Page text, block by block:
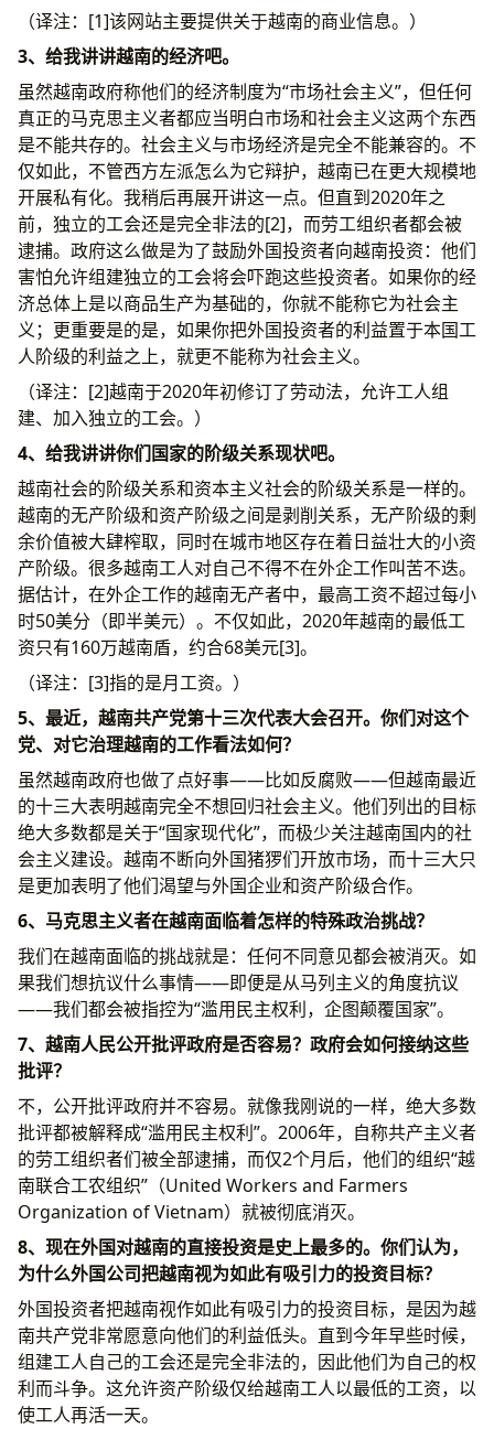
（译注：[1]该网站主要提供关于越南的商业信息。）
3、给我讲讲越南的经济吧。
虽然越南政府称他们的经济制度为“市场社会主义”，但任何
真正的马克思主义者都应当明白市场和社会主义这两个东西
是不能共存的。社会主义与市场经济是完全不能兼容的。不
仅如此，不管西方左派怎么为它辩护，越南已在更大规模地
开展私有化。我稍后再展开讲这一点。但直到2020年之
前，独立的工会还是完全非法的[2]，而劳工组织者都会被
逮捕。政府这么做是为了鼓励外国投资者向越南投资：他们
害怕允许组建独立的工会将会吓跑这些投资者。如果你的经
济总体上是以商品生产为基础的，你就不能称它为社会主
义；更重要是的是，如果你把外国投资者的利益置于本国工
人阶级的利益之上，就更不能称为社会主义。
（译注：[2]越南于2020年初修订了劳动法，允许工人组
建、加入独立的工会。）
4、给我讲讲你们国家的阶级关系现状吧。
越南社会的阶级关系和资本主义社会的阶级关系是一样的。
越南的无产阶级和资产阶级之间是剥削关系，无产阶级的剩
余价值被大肆榨取，同时在城市地区存在着日益壮大的小资
产阶级。很多越南工人对自己不得不在外企工作叫苦不迭。
据估计，在外企工作的越南无产者中，最高工资不超过每小
时50美分（即半美元）。不仅如此，2020年越南的最低工
资只有160万越南盾，约合68美元[3]。
（译注：[3]指的是月工资。）
5、最近，越南共产党第十三次代表大会召开。你们对这个
党、对它治理越南的工作看法如何？
虽然越南政府也做了点好事——比如反腐败——但越南最近
的十三大表明越南完全不想回归社会主义。他们列出的目标
绝大多数都是关于“国家现代化”，而极少关注越南国内的社
会主义建设。越南不断向外国猪猡们开放市场，而十三大只
是更加表明了他们渴望与外国企业和资产阶级合作。
6、马克思主义者在越南面临着怎样的特殊政治挑战？
我们在越南面临的挑战就是：任何不同意见都会被消灭。如
果我们想抗议什么事情——即便是从马列主义的角度抗议
——我们都会被指控为“滥用民主权利，企图颠覆国家”。
7、越南人民公开批评政府是否容易？政府会如何接纳这些
批评？
不，公开批评政府并不容易。就像我刚说的一样，绝大多数
批评都被解释成“滥用民主权利”。2006年，自称共产主义者
的劳工组织者们被全部逮捕，而仅2个月后，他们的组织“越
南联合工农组织”（United Workers and Farmers
Organization of Vietnam）就被彻底消灭。
8、现在外国对越南的直接投资是史上最多的。你们认为，
为什么外国公司把越南视为如此有吸引力的投资目标？
外国投资者把越南视作如此有吸引力的投资目标，是因为越
南共产党非常愿意向他们的利益低头。直到今年早些时候，
组建工人自己的工会还是完全非法的，因此他们为自己的权
利而斗争。这允许资产阶级仅给越南工人以最低的工资，以
使工人再活一天。